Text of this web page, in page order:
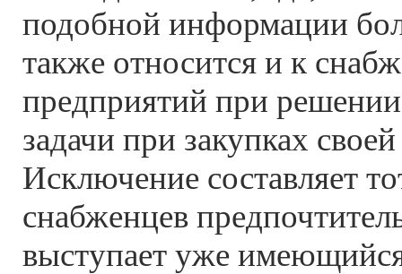
подобной информации
также относится и к
предприятий при
задачи при закупках
Исключение составляет
снабженцев
выступает уже